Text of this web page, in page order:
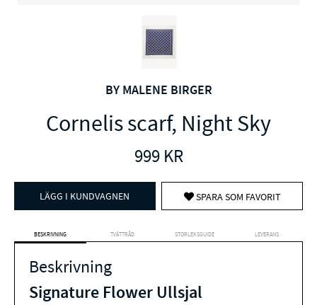
BY MALENE BIRGER
Cornelis scarf, Night Sky
999KR
LÄGG I KUNDVAGNEN SPARA SOM FAVORIT
BESKRIVNING TVÄTTRÅD STORLEKSGUIDE LEVERANS
Beskrivning
Signature Flower Ullsjal